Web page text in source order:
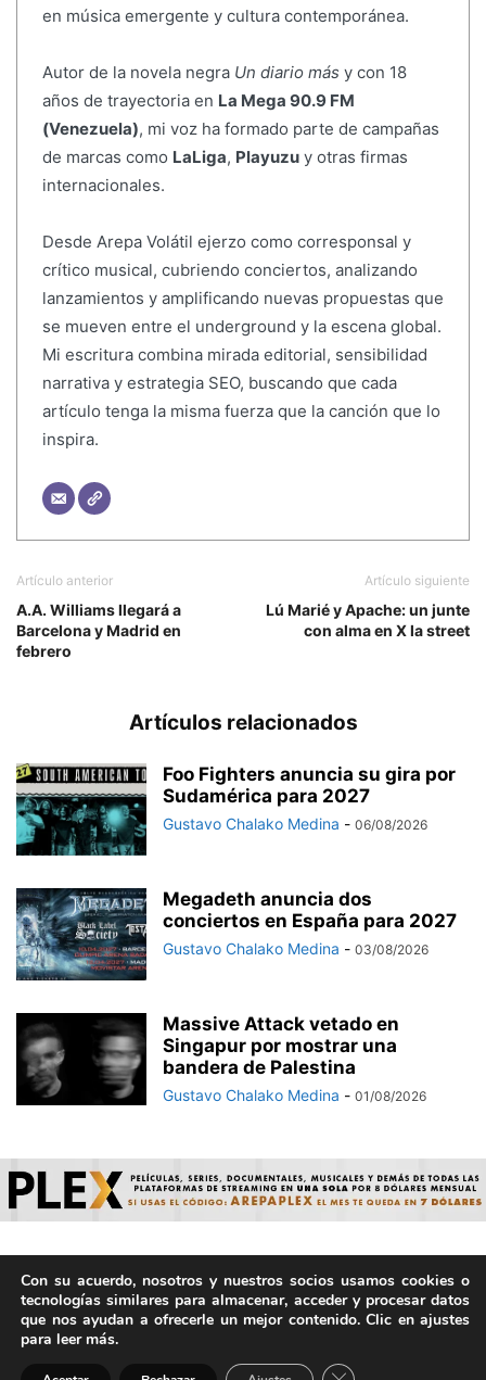
en música emergente y cultura contemporánea.
Autor de la novela negra Un diario más y con 18
años de trayectoria en La Mega 90.9 FM
(Venezuela), mi voz ha formado parte de campañas
de marcas como LaLiga, Playuzuy otras firmas
internacionales.
Desde Arepa Volátil ejerzo como corresponsal y
crítico musical, cubriendo conciertos, analizando
lanzamientos y amplificando nuevas propuestas que
se mueven entre el underground y la escena global.
Mi escritura combina mirada editorial, sensibilidad
narrativa y estrategia SEO, buscando que cada
artículo tenga la misma fuerza que la canción que lo
inspira.
Artículo anterior
A.A. Williams llegará a
Barcelona y Madrid en
febrero
Artículo siguiente
Lú Marié y Apache: un junte
con alma en X la street
Artículos relacionados
Foo Fighters anuncia su gira por
Sudamérica para 2027
Gustavo Chalako Medina - 06/08/2026
Megadeth anuncia dos
conciertos en España para 2027
Gustavo Chalako Medina - 03/08/2026
Massive Attack vetado en
Singapur por mostrar una
bandera de Palestina
Gustavo Chalako Medina - 01/08/2026
© ArepaVolatil.Com 2021-2025 - Hecho por humanos, no por
IA. | Todos los derechos reservados.
Con su acuerdo, nosotros y nuestros socios usamos cookies o
tecnologías similares para almacenar, acceder y procesar datos
que nos ayudan a ofrecerle un mejor contenido. Clic en ajustes
para leer más.
Cerrar el banner de